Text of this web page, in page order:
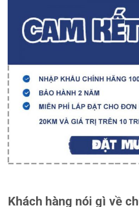
Khách hàng nói gì về